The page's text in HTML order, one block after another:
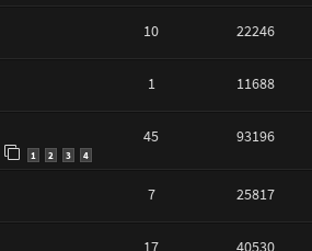
10 22246
1 11688
1 2 3 4
45 93196
7 25817
17 40530